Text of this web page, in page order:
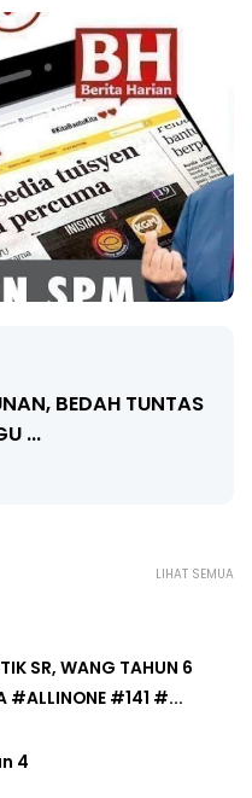
BEDAH TUNTAS
...
LIHAT SEMUA
SR, WANG TAHUN 6
#ALLINONE #141 #...
4